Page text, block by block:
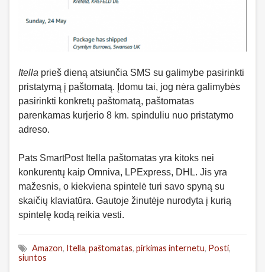
Itella prieš dieną atsiunčia SMS su galimybe pasirinkti
pristatymą į paštomatą. Įdomu tai, jog nėra galimybės
pasirinkti konkretų paštomatą, paštomatas
parenkamas kurjerio 8 km. spinduliu nuo pristatymo
adreso.
Pats SmartPost Itella paštomatas yra kitoks nei
konkurentų kaip Omniva, LPExpress, DHL. Jis yra
mažesnis, o kiekviena spintelė turi savo spyną su
skaičių klaviatūra. Gautoje žinutėje nurodyta į kurią
spintelę kodą reikia vesti.
Amazon, Itella, paštomatas, pirkimas internetu, Posti,
siuntos